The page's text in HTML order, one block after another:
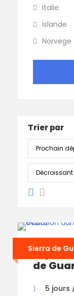
Italie
Islande
Norvege
Trier par
Sierra de
Séjour
de
5 jours